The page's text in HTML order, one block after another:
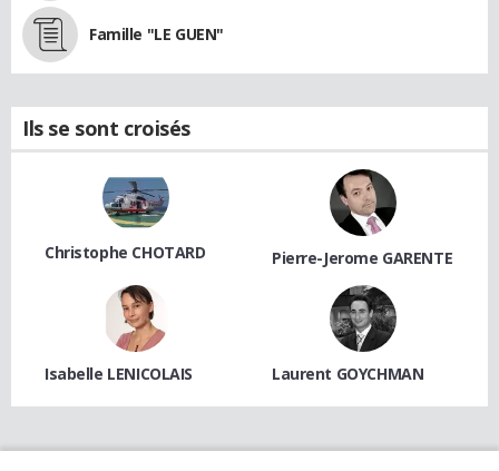
Famille "LE GUEN"
Ils se sont croisés
Christophe CHOTARD Pierre-Jerome GARENTE
Isabelle LENICOLAIS Laurent GOYCHMAN